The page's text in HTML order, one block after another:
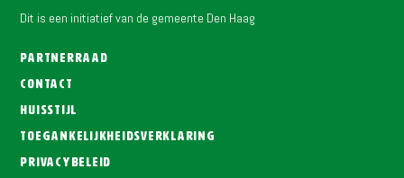
Dit is een initiatief van de gemeente Den Haag
Partnerraad
Contact
Huisstijl
Toegankelijkheidsverklaring
Privacybeleid